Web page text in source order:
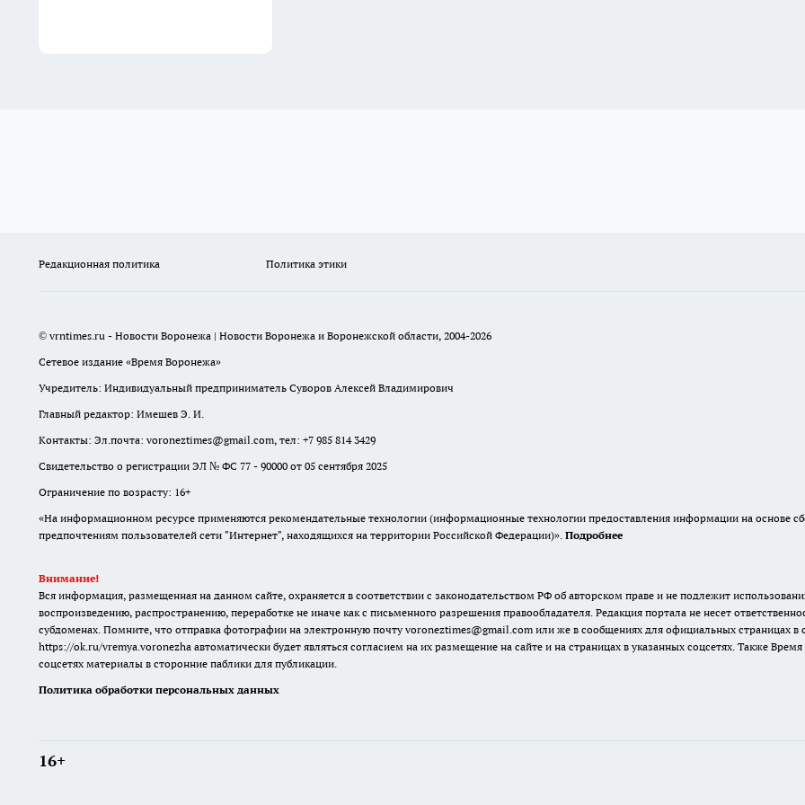
Редакционная политика Политика этики
© vrntimes.ru - Новости Воронежа | Новости Воронежа и Воронежской области, 2004-2026
Сетевое издание «Время Воронежа»
Учредитель: Индивидуальный предприниматель Суворов Алексей Владимирович
Главный редактор: Имешев Э. И.
Контакты: Эл.почта: voroneztimes@gmail.com, тел: +7 985 814 3429
Свидетельство о регистрации ЭЛ № ФС 77 - 90000 от 05 сентября 2025
Ограничение по возрасту: 16+
«На информационном ресурсе применяются рекомендательные технологии (информационные технологии предоставления информации на основе
предпочтениям пользователей сети "Интернет", находящихся на территории Российской Федерации)». Подробнее
Внимание!
Вся информация, размещенная на данном сайте, охраняется в соответствии с законодательством РФ об авторском праве и не подлежит
воспроизведению, распространению, переработке не иначе как с письменного разрешения правообладателя. Редакция портала не несет
субдоменах. Помните, что отправка фотографии на электронную почту voroneztimes@gmail.com или же в сообщениях для официальных страницах в
https://ok.ru/vremya.voronezha автоматически будет являться согласием на их размещение на сайте и на страницах в указанных соцсетях. Также
соцсетях материалы в сторонние паблики для публикации.
Политика обработки персональных данных
16+